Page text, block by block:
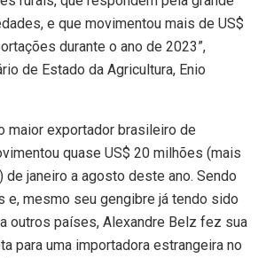
e que movimentou mais de US$
durante o ano de 2023”,
de Estado da Agricultura, Enio
maior exportador brasileiro de
quase US$ 20 milhões (mais
de janeiro a agosto deste ano. Sendo
e, mesmo seu gengibre já tendo sido
outros países, Alexandre Belz fez sua
para uma importadora estrangeira no